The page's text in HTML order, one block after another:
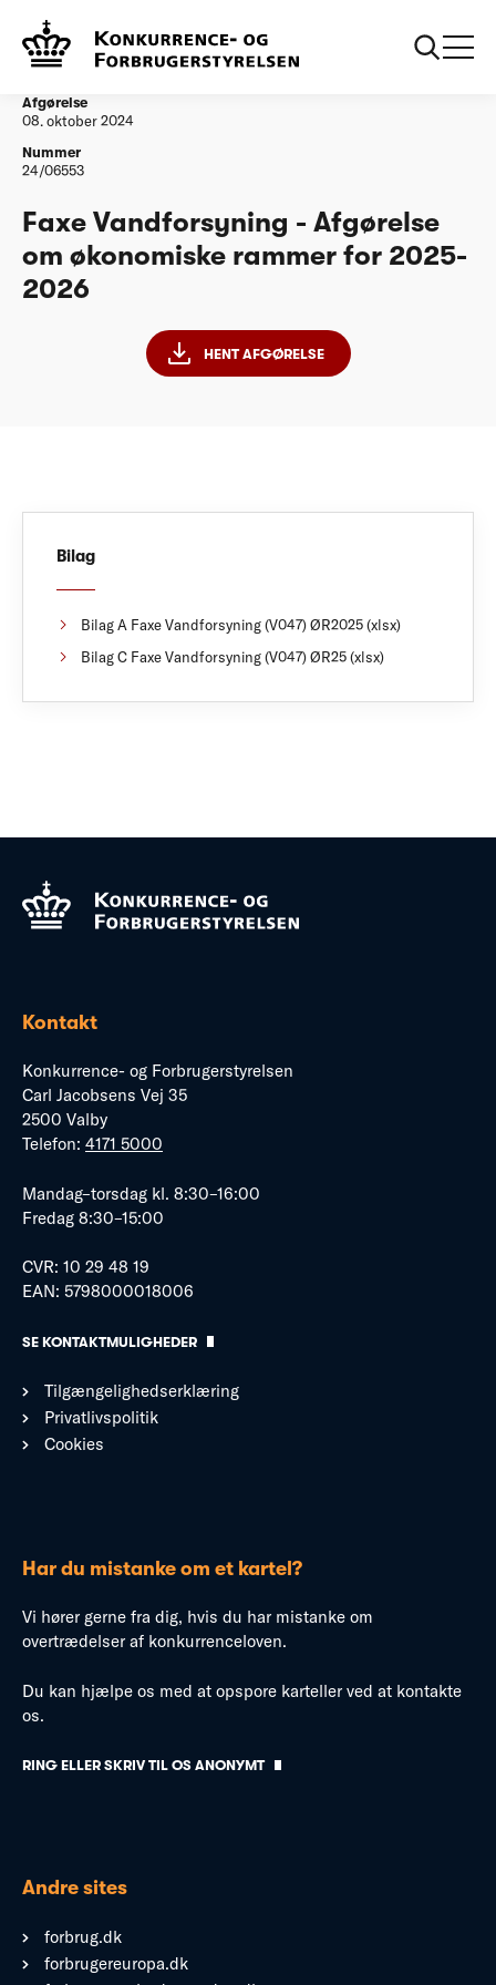
Vandtilsyn
rammer for 2025-2026
Afgørelse
08. oktober 2024
Nummer
24/06553
Faxe Vandforsyning - Afgørelse
om økonomiske rammer for 2025-
2026
HENT AFGØRELSE
Bilag
Bilag A Faxe Vandforsyning (V047) ØR2025 (xlsx)
Bilag C Faxe Vandforsyning (V047) ØR25 (xlsx)
Kontakt
Konkurrence- og Forbrugerstyrelsen
Carl Jacobsens Vej 35
2500 Valby
Telefon: 4171 5000
Mandag–torsdag kl. 8:30–16:00
Fredag 8:30–15:00
CVR: 10 29 48 19
EAN: 5798000018006
SE KONTAKTMULIGHEDER
Tilgængelighedserklæring
Privatlivspolitik
Cookies
Har du mistanke om et kartel?
Vi hører gerne fra dig, hvis du har mistanke om
overtrædelser af konkurrenceloven.
Du kan hjælpe os med at opspore karteller ved at kontakte
os.
RING ELLER SKRIV TIL OS ANONYMT
Andre sites
forbrug.dk
forbrugereuropa.dk